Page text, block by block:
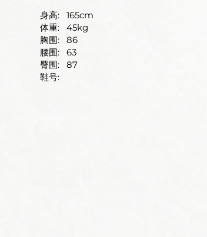
身高:
165cm
体重:
45kg
胸围:
86
腰围:
63
臀围:
87
鞋号: